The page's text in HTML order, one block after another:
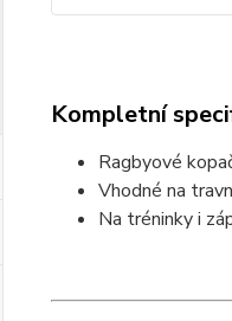
Kompletní
Ragbyové
Vhodné na
Na tréninky i